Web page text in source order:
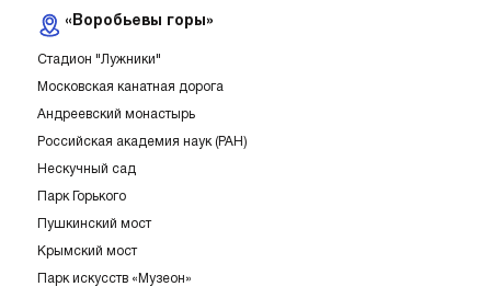
«Воробьевы горы»
Стадион "Лужники"
Московская канатная дорога
Андреевский монастырь
Российская академия наук (РАН)
Нескучный сад
Парк Горького
Пушкинский мост
Крымский мост
Парк искусств «Музеон»